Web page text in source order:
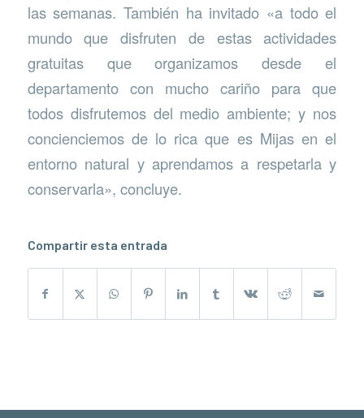
las semanas. También ha invitado «a todo el
mundo que disfruten de estas actividades
gratuitas que organizamos desde el
departamento con mucho cariño para que
todos disfrutemos del medio ambiente; y nos
concienciemos de lo rica que es Mijas en el
entorno natural y aprendamos a respetarla y
conservarla», concluye.
Compartir esta entrada